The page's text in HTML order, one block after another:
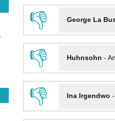
👎
George La
👎
Huhnsohn -
👎
Ina Irgendwo -